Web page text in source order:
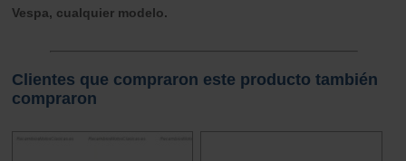
Vespa, cualquier modelo.
Clientes que compraron este producto también
compraron